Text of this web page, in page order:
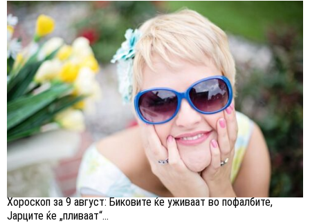
Хороскоп за 9 август: Биковите ќе уживаат во пофалбите,
Јарците ќе „пливаат“...